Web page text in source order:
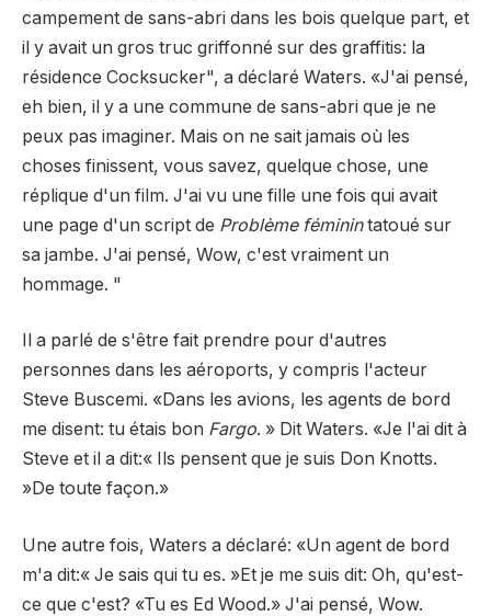
campement de sans-abri dans les bois quelque part, et
il y avait un gros truc griffonné sur des graffitis: la
résidence Cocksucker", a déclaré Waters. «J'ai pensé,
eh bien, il y a une commune de sans-abri que je ne
peux pas imaginer. Mais on ne sait jamais où les
choses finissent, vous savez, quelque chose, une
réplique d'un film. J'ai vu une fille une fois qui avait
une page d'un script de Problème féminintatoué sur
sa jambe. J'ai pensé, Wow, c'est vraiment un
hommage. "
Il a parlé de s'être fait prendre pour d'autres
personnes dans les aéroports, y compris l'acteur
Steve Buscemi. «Dans les avions, les agents de bord
me disent: tu étais bon Fargo. » Dit Waters. «Je l'ai dit à
Steve et il a dit:« Ils pensent que je suis Don Knotts.
»De toute façon.»
Une autre fois, Waters a déclaré: «Un agent de bord
m'a dit:« Je sais qui tu es. »Et je me suis dit: Oh, qu'est-
ce que c'est? «Tu es Ed Wood.» J'ai pensé, Wow.